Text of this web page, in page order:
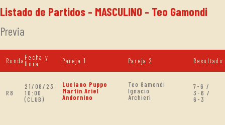
Listado de Partidos - MASCULINO - Teo Gamondi
Previa
Ronda Fecha y
Hora
Pareja 1 Pareja 2 Resultado
R8
21/08/23
10:00
(CLUB)
Luciano Puppo
Martin Ariel
Andornino
Teo Gamondi
Ignacio
Archieri
7-6 /
3-6 /
6-3